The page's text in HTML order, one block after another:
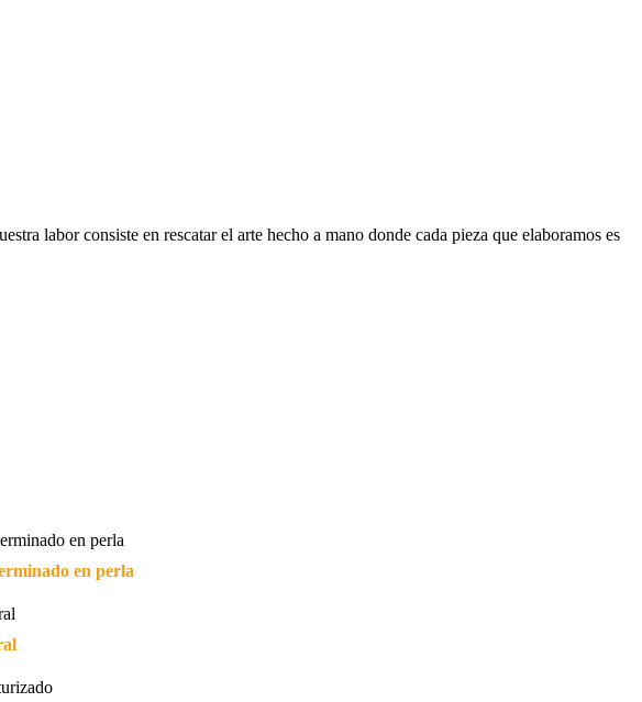
labor consiste en rescatar el arte hecho a mano donde cada pieza que elaboramos es
en perla